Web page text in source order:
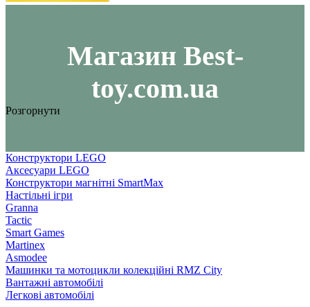
Maгазин Best-
toy.com.ua
Розгорнути
Конструктори LEGO
Аксесуари LEGO
Конструктори магнітні SmartMax
Настільні ігри
Granna
Tactic
Smart Games
Martinex
Asmodee
Машинки та мотоцикли колекційні RMZ City
Вантажні автомобілі
Легкові автомобілі